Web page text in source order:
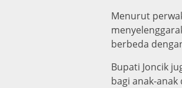
​Menurut
berbeda
​Bupati Joncik
bagi anak-